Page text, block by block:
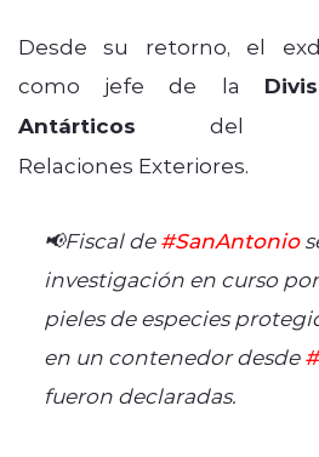
Desde su retorno, el
como jefe de la
Antárticos del
Relaciones Exteriores.
📢Fiscal de#SanAntonio
investigación en curso
pieles de especies
en un contenedor desde
fueron declaradas.